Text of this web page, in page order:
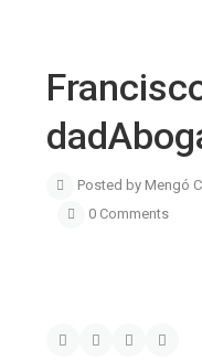
Posted by Mengó
0 Comments